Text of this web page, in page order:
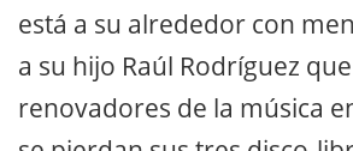
está a su alrededor con
a su hijo Raúl Rodríguez
renovadores de la música